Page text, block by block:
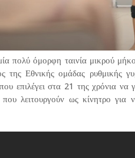
πολύ όμορφη ταινία μικρού
της Εθνικής ομάδας ρυθμικής
επιλέγει στα 21 της χρόνια
που λειτουργούν ως κίνητρο